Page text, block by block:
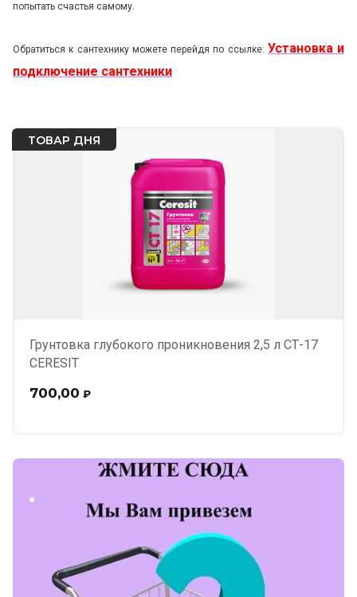
ТОВАР ДНЯ
Грунтовка глубокого проникновения 2,5 л СТ-17
CERESIT
700,00 ₽
.
попытать счастья самому.
Обратиться к сантехнику можете перейдя по ссылке: Установка и
подключение сантехники